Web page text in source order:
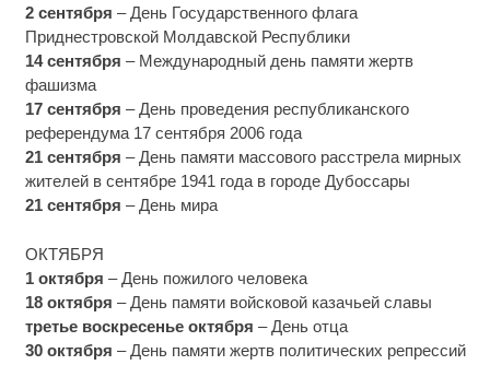
2 сентября – День Государственного флага
Приднестровской Молдавской Республики
14 сентября – Международный день памяти жертв
фашизма
17 сентября – День проведения республиканского
референдума 17 сентября 2006 года
21 сентября – День памяти массового расстрела мирных
жителей в сентябре 1941 года в городе Дубоссары
21 сентября – День мира
ОКТЯБРЯ
1 октября – День пожилого человека
18 октября – День памяти войсковой казачьей славы
третье воскресенье октября – День отца
30 октября – День памяти жертв политических репрессий